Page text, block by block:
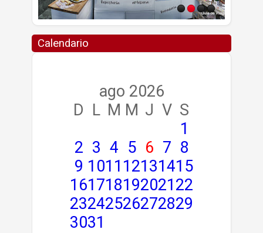
Calendario
ago 2026
D
L M M J V S
1
2 3 4 5 6 7 8
9 1011 12131415
161718192021 22
23242526272829
3031